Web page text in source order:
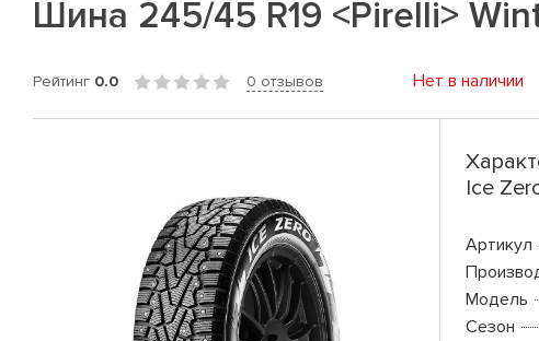
Шина 245/45 R19 <Pirelli>
Рейтинг 0.0 0 отзывов Нет в наличии
Ice
Артикул
Модель
Сезон